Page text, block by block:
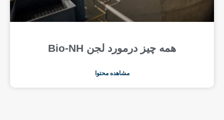
همه چیز درمورد لجن Bio-NH
مشاهده محتوا